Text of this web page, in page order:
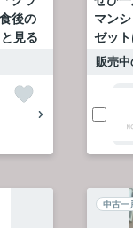
後の
見る
マン
ゼッ
販売中
中古一